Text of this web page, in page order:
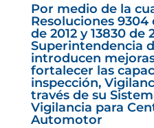
Por medio de la
Resoluciones
de 2012 y 13830 de
Superintendencia
introducen
fortalecer las
inspección,
través de su
Vigilancia para
Automotor